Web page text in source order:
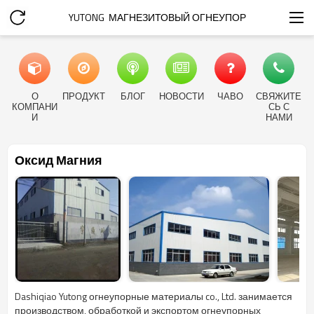
YUTONG  МАГНЕЗИТОВЫЙ ОГНЕУПОР
О
КОМПАНИ
И
ПРОДУКТ БЛОГ НОВОСТИ ЧАВО СВЯЖИТЕ
СЬ С
НАМИ
Оксид Магния
Dashiqiao Yutong огнеупорные материалы co., Ltd. занимается
производством, обработкой и экспортом огнеупорных